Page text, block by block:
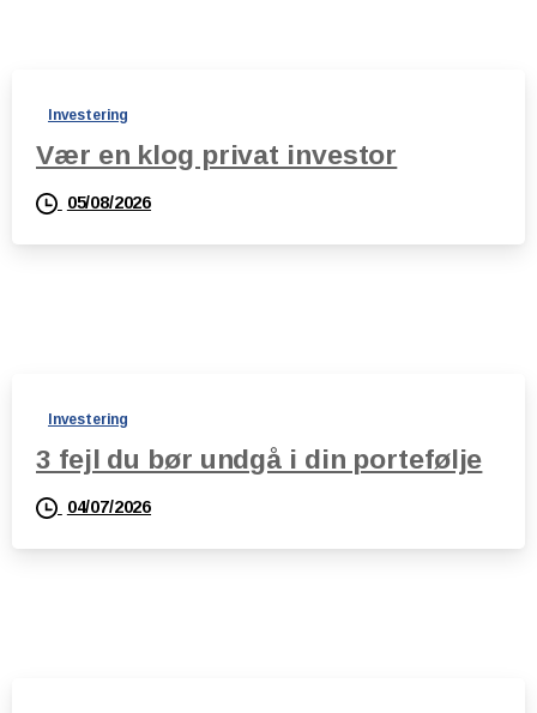
Investering
Vær en klog privat investor
05/08/2026
Investering
3 fejl du bør undgå i din portefølje
04/07/2026